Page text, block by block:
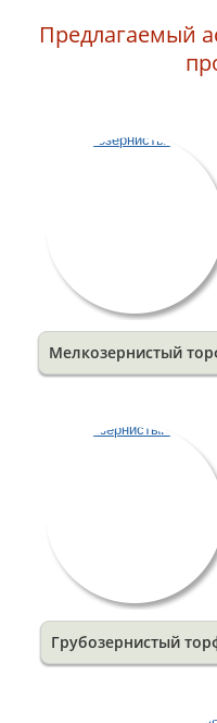
Предлагаемый
Мелкозернистый
Грубозернистый